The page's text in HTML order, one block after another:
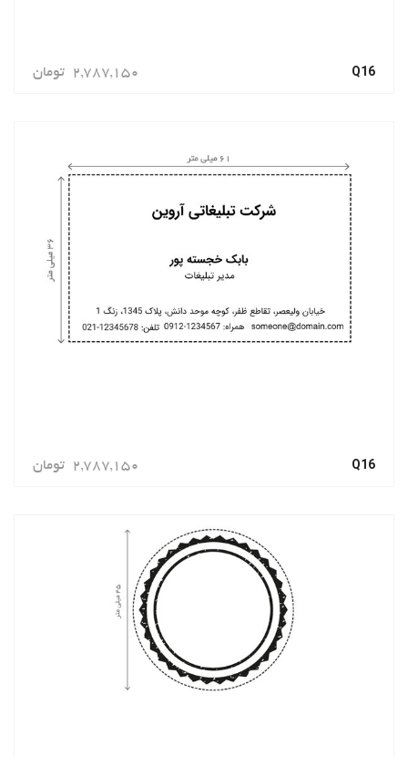
Q16
2,787,150 تومان
Q16
2,787,150 تومان